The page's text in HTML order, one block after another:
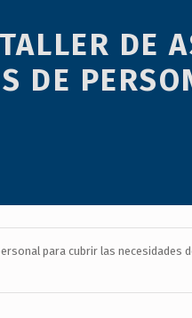
DE
DE
para cubrir las necesidades